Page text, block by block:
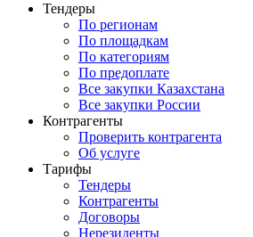
Тендеры
По регионам
По площадкам
По категориям
По предоплате
Все закупки Казахстана
Все закупки России
Контрагенты
Проверить контрагента
Об услуге
Тарифы
Тендеры
Контрагенты
Договоры
Нерезиденты